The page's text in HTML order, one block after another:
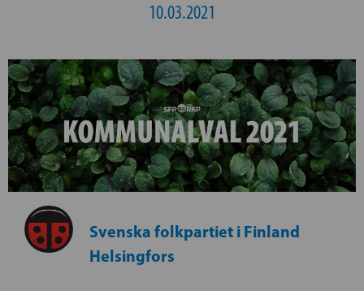
10.03.2021
Svenska folkpartiet i Finland
Helsingfors